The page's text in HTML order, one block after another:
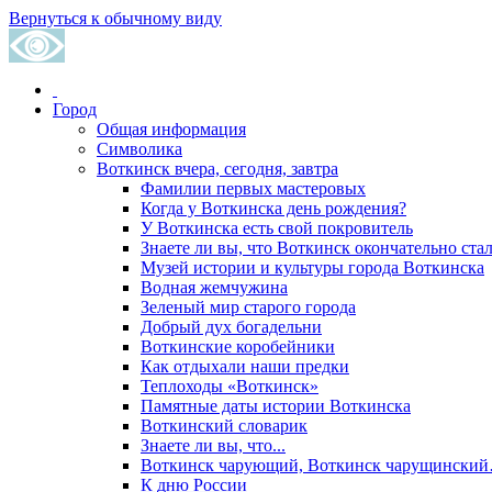
Вернуться к обычному виду
Город
Общая информация
Символика
Воткинск вчера, сегодня, завтра
Фамилии первых мастеровых
Когда у Воткинска день рождения?
У Воткинска есть свой покровитель
Знаете ли вы, что Воткинск окончательно
Музей истории и культуры города Воткинска
Водная жемчужина
Зеленый мир старого города
Добрый дух богадельни
Воткинские коробейники
Как отдыхали наши предки
Теплоходы «Воткинск»
Памятные даты истории Воткинска
Воткинский словарик
Знаете ли вы, что...
Воткинск чарующий, Воткинск
К дню России